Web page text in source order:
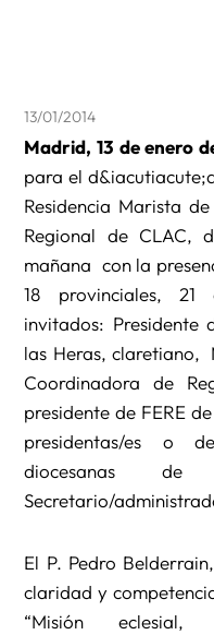
13/01/2014
Madrid, 13 de enero
para el
Residencia Marista
Regional de CLAC,
mañana con la
18 provinciales,
invitados: Presidente
las Heras, claretiano,
Coordinadora de
presidente de FERE
presidentas/es o
diocesanas
Secretario/
El P. Pedro
claridad y
“Misión eclesial,